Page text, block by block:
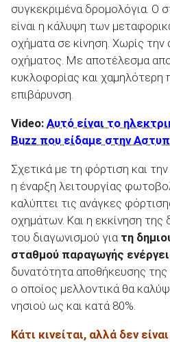
συγκεκριμένα δρομολόγια. Ο
είναι η κάλυψη των
οχήματα σε κίνηση. Χωρίς την
οχήματος. Με αποτέλεσμα
κυκλοφορίας και χαμηλότερη
επιβάρυνση.
Video: Αυτό είναι το
Buzz που είδαμε στην
Σχετικά με τη φόρτιση και
η έναρξη λειτουργίας
καλύπτει τις ανάγκες
οχημάτων. Και η εκκίνηση της
του διαγωνισμού για τη
σταθμού παραγωγής
δυνατότητα αποθήκευσης της
ο οποίος μελλοντικά θα
νησιού ως και κατά 80%.
Κάτι κινείται, αλλά δεν